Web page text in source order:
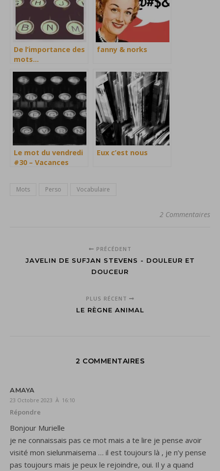
De l’importance des
mots…
fanny & norks
Le mot du vendredi
#30 – Vacances
Eux c’est nous
Mots Perso Vocabulaire
2 Commentaires
PRÉCÉDENT
JAVELIN DE SUFJAN STEVENS - DOULEUR ET
DOUCEUR
PLUS RÉCENT
LE RÈGNE ANIMAL
2 COMMENTAIRES
AMAYA
23 Octobre 2023 À 16:10
Répondre
Bonjour Murielle
je ne connaissais pas ce mot mais a te lire je pense avoir
visité mon sielunmaisema … il est toujours là , je n’y pense
pas toujours mais je peux le rejoindre, oui. Il y a quand